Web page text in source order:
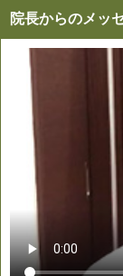
院長からのメッ